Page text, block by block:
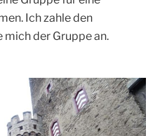
Ich zahle den
der Gruppe an.